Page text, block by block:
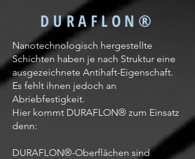
DURAFLON®
Nanotechnologisch hergestellte
Schichten haben je nach Struktur eine
ausgezeichnete Antihaft-Eigenschaft.
Es fehlt ihnen jedoch an
Abriebfestigkeit.
Hier kommt DURAFLON® zum Einsatz
denn:
DURAFLON®-Oberflächen sind